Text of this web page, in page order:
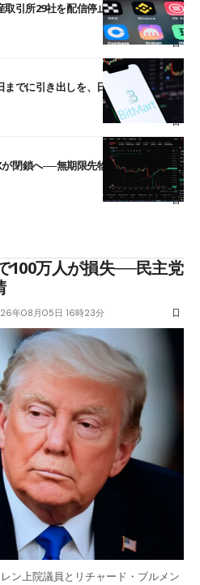
引所29社を配信停止──OKXやバイビ
でに引き出しを、日本人利用者も対
閉鎖へ──無期限先物を生んだ11年に
100万人が損失──民主党
年08月05日 16時23分
ン上院議員とリチャード・ブルメン